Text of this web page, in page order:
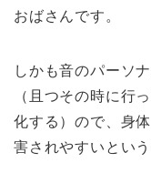
おばさんです。
しかも音のパーソ
（且つその時に行
化する）ので、身
害されやすいとい